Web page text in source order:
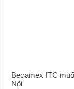
Becamex ITC
Nội